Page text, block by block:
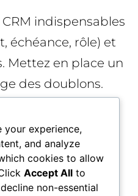
indispensables
échéance, rôle) et
Mettez en place un
des doublons.
et
pages
progressifs
your experience,
and analyze
cookies to allow
Accept All to
non-essential